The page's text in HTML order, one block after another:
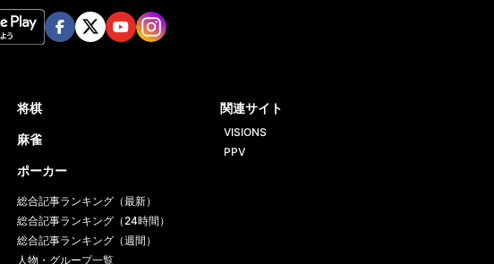
将棋
麻雀
ポーカー
総合記事ランキング（最新）
総合記事ランキング（24時間）
総合記事ランキング（週間）
人物・グループ一覧
関連サイト
VISIONS
PPV